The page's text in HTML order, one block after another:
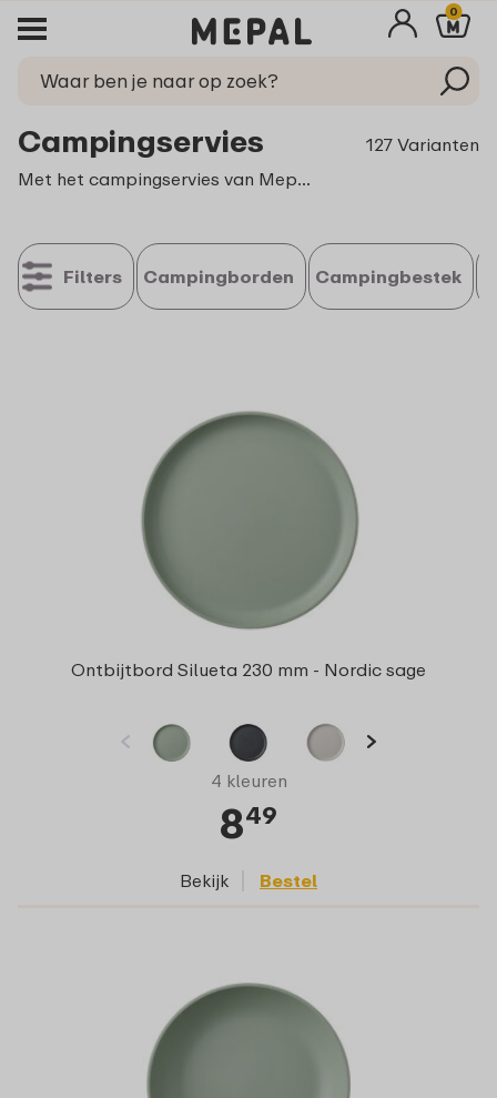
0
Campingservies
127 Varianten
Met het campingservies van Mepal wordt elke maaltijd een feest. Laat je tafel stralen, dek als voor een feestdag, en geniet van de gezelligheid. Die kostbare momenten, dat maakt het buitenleven zo bijzonder.
Filters Campingborden Campingbestek
Ontbijtbord Silueta 230 mm - Nordic sage
4 kleuren
849
Bekijk Bestel